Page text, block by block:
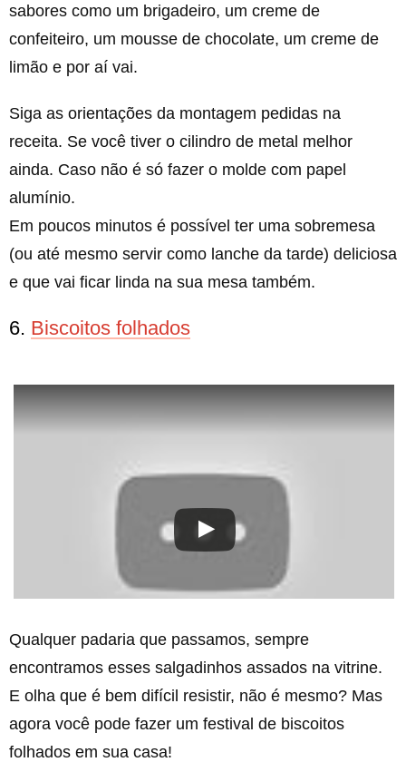
sabores como um brigadeiro, um creme de
confeiteiro, um mousse de chocolate, um creme de
limão e por aí vai.
Siga as orientações da montagem pedidas na
receita. Se você tiver o cilindro de metal melhor
ainda. Caso não é só fazer o molde com papel
alumínio.
Em poucos minutos é possível ter uma sobremesa
(ou até mesmo servir como lanche da tarde) deliciosa
e que vai ficar linda na sua mesa também.
6. Biscoitos folhados
Qualquer padaria que passamos, sempre
encontramos esses salgadinhos assados na vitrine.
E olha que é bem difícil resistir, não é mesmo? Mas
agora você pode fazer um festival de biscoitos
folhados em sua casa!